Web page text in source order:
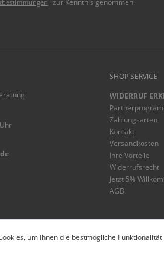
zur Kenntnis genommen.
SHOP SERVICE
WIDERRUF
Zahlungsarten
Kontakt
Versandkosten
Ihre Vorteile
Widerrufsrecht
Jetzt 5%
AGB
um Ihnen die bestmögliche